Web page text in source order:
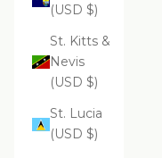
(USD $)
St. Kitts &
Nevis
(USD $)
St. Lucia
(USD $)